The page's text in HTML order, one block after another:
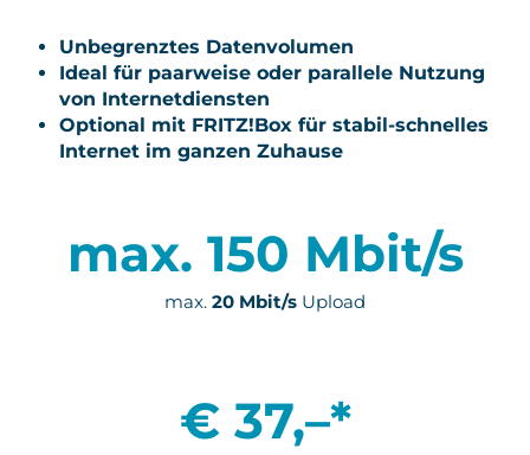
Unbegrenztes Datenvolumen
Ideal für paarweise oder parallele Nutzung
von Internetdiensten
Optional mit FRITZ!Box für stabil-schnelles
Internet im ganzen Zuhause
max. 150 Mbit/s
max. 20 Mbit/s Upload
€ 37,–*